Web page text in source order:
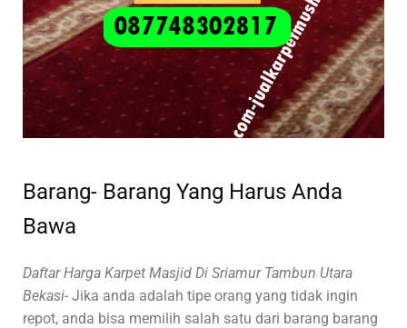
Barang- Barang Yang Harus Anda
Bawa
Daftar Harga Karpet Masjid Di Sriamur Tambun Utara
Bekasi- Jika anda adalah tipe orang yang tidak ingin
repot, anda bisa memilih salah satu dari barang barang